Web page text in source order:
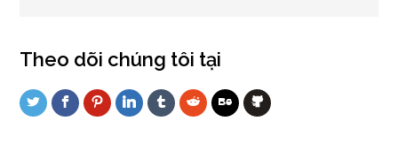
Theo dõi chúng tôi tại